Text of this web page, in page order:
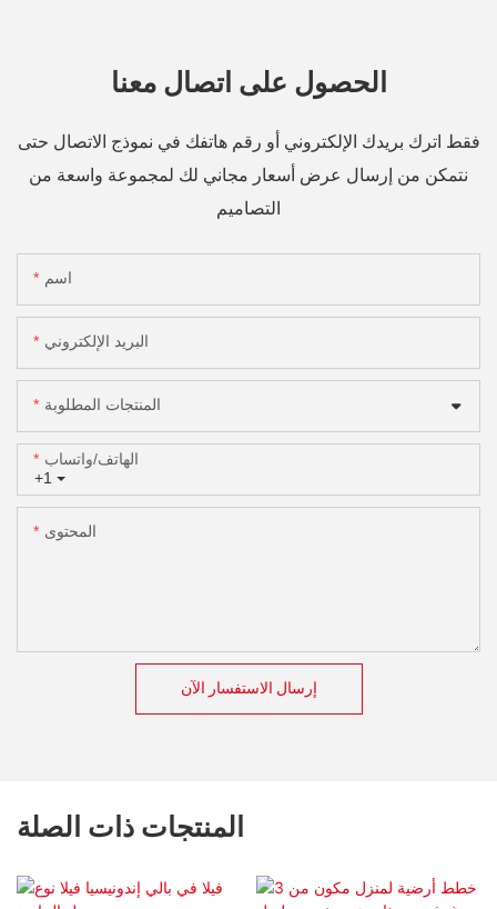
الحصول على اتصال معنا
فقط اترك بريدك الإلكتروني أو رقم هاتفك في نموذج الاتصال حتى
نتمكن من إرسال عرض أسعار مجاني لك لمجموعة واسعة من
التصاميم
اسم
البريد الإلكتروني
المنتجات المطلوبة
+1
الهاتف/واتساب
المحتوى
إرسال الاستفسار الآن
المنتجات ذات الصلة